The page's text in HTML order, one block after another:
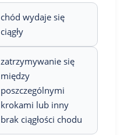
chód wydaje się
ciągły
zatrzymywanie się
między
poszczególnymi
krokami lub inny
brak ciągłości chodu